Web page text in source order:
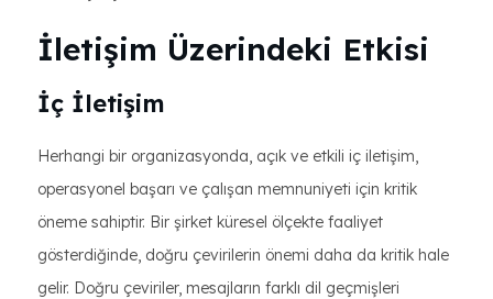
İletişim Üzerindeki Etkisi
İç İletişim
Herhangi bir organizasyonda, açık ve etkili iç iletişim,
operasyonel başarı ve çalışan memnuniyeti için kritik
öneme sahiptir. Bir şirket küresel ölçekte faaliyet
gösterdiğinde, doğru çevirilerin önemi daha da kritik hale
gelir. Doğru çeviriler, mesajların farklı dil geçmişleri